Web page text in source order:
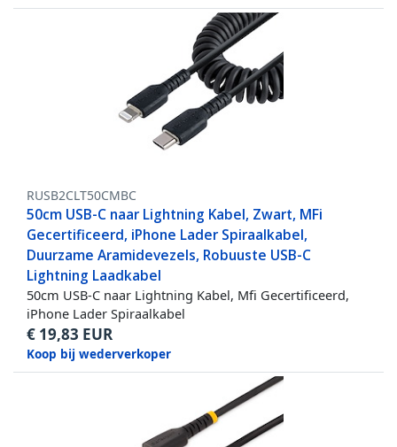
RUSB2CLT50CMBC
50cm USB-C naar Lightning Kabel, Zwart, MFi
Gecertificeerd, iPhone Lader Spiraalkabel,
Duurzame Aramidevezels, Robuuste USB-C
Lightning Laadkabel
50cm USB-C naar Lightning Kabel, Mfi Gecertificeerd,
iPhone Lader Spiraalkabel
€ 19,83 EUR
Koop bij wederverkoper